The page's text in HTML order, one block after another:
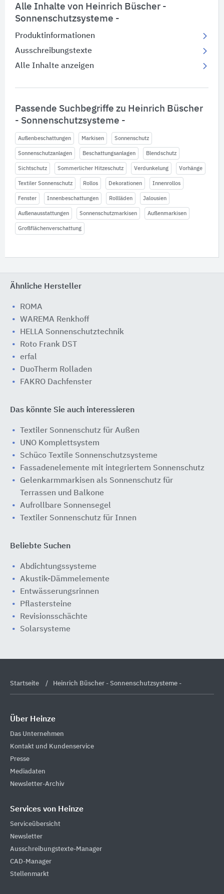
Alle Inhalte von Heinrich Büscher -
Sonnenschutzsysteme -
Produktinformationen
Ausschreibungstexte
Alle Inhalte anzeigen
Passende Suchbegriffe zu Heinrich Büscher
- Sonnenschutzsysteme -
Außenbeschattungen Markisen Sonnenschutz
Sonnenschutzanlagen Beschattungsanlagen Blendschutz
Sichtschutz Sommerlicher Hitzeschutz Verdunkelung Vorhänge
Textiler Sonnenschutz Rollos Dekorationen Innenrollos
Fenster Innenbeschattungen Rollläden Jalousien
Außenausstattungen Sonnenschutzmarkisen Außenmarkisen
Großflächenverschattung
Ähnliche Hersteller
ROMA
WAREMA Renkhoff
HELLA Sonnenschutztechnik
Roto Frank DST
erfal
DuoTherm Rolladen
FAKRO Dachfenster
Das könnte Sie auch interessieren
Textiler Sonnenschutz für Außen
UNO Komplettsystem
Schüco Textile Sonnenschutzsysteme
Fassadenelemente mit integriertem Sonnenschutz
Gelenkarmmarkisen als Sonnenschutz für
Terrassen und Balkone
Aufrollbare Sonnensegel
Textiler Sonnenschutz für Innen
Beliebte Suchen
Abdichtungssysteme
Akustik-Dämmelemente
Entwässerungsrinnen
Pflastersteine
Revisionsschächte
Solarsysteme
Startseite Heinrich Büscher - Sonnenschutzsysteme -
Über Heinze
Das Unternehmen
Kontakt und Kundenservice
Presse
Mediadaten
Newsletter-Archiv
Services von Heinze
Serviceübersicht
Newsletter
Ausschreibungstexte-Manager
CAD-Manager
Stellenmarkt